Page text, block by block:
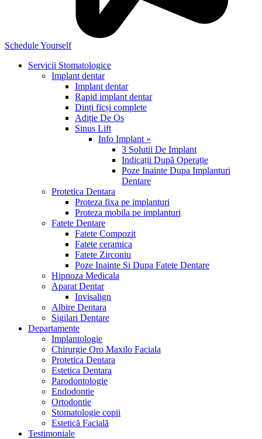
Schedule Yourself
Servicii Stomatologice
Implant dentar
Implant dentar
Rapid implant dentar
Dinți ficși complete
Adiție De Os
Sinus Lift
Info Implant »
3 Solutii De Implant
Indicații După Operație
Poze Inainte Dupa Implanturi
Dentare
Protetica Dentara
Proteza fixa pe implanturi
Proteza mobila pe implanturi
Fatete Dentare
Fatete Compozit
Fatete ceramica
Fatete Zirconiu
Poze Inainte Si Dupa Fatete Dentare
Hipnoza Medicala
Aparat Dentar
Invisalign
Albire Dentara
Sigilari Dentare
Departamente
Implantologie
Chirurgie Oro Maxilo Faciala
Protetica Dentara
Estetica Dentara
Parodontologie
Endodontie
Ortodontie
Stomatologie copii
Estetică Facială
Testimoniale